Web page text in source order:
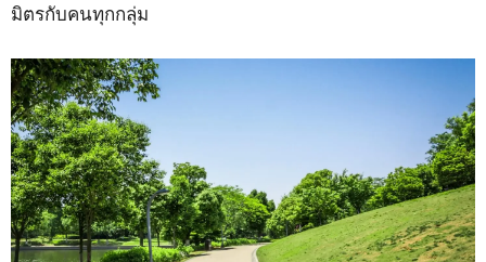
มิตรกับคนทุกกลุ่ม